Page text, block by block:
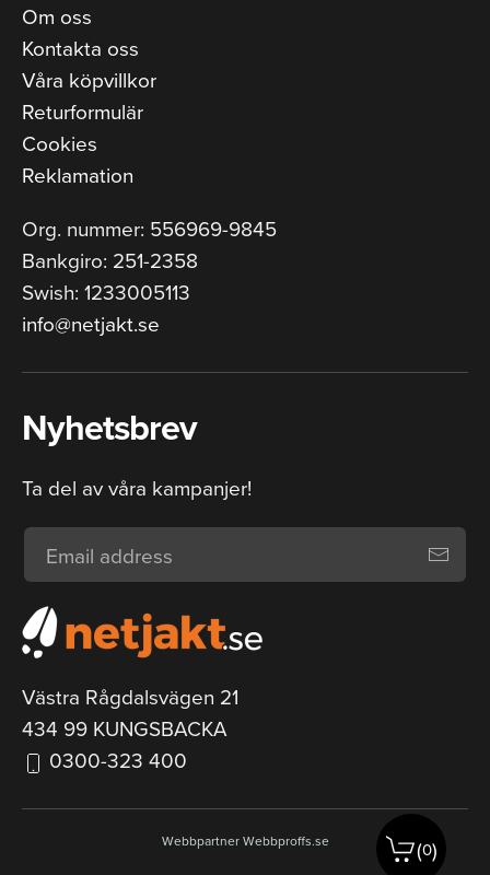
Om oss
Kontakta oss
Våra köpvillkor
Returformulär
Cookies
Reklamation
Org. nummer: 556969-9845
Bankgiro: 251-2358
Swish: 1233005113
info@netjakt.se
Nyhetsbrev
Ta del av våra kampanjer!
Västra Rågdalsvägen 21
434 99 KUNGSBACKA
0300-323 400
WebbpartnerWebbproffs.se (0)